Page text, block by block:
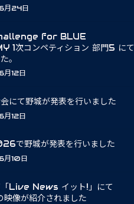
24日
for BLUE
1次コンペティション 部門5 にて
。
12日
にて野城が発表を行いました
12日
で野城が発表を行いました
10日
「Live News イット!」にて
像が紹介されました